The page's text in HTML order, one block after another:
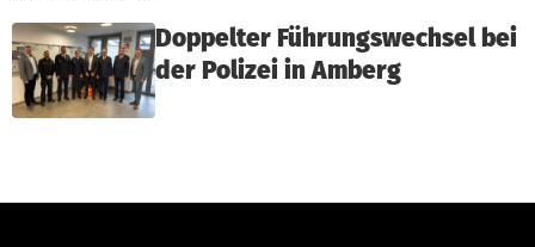
Doppelter Führungswechsel bei
der Polizei in Amberg